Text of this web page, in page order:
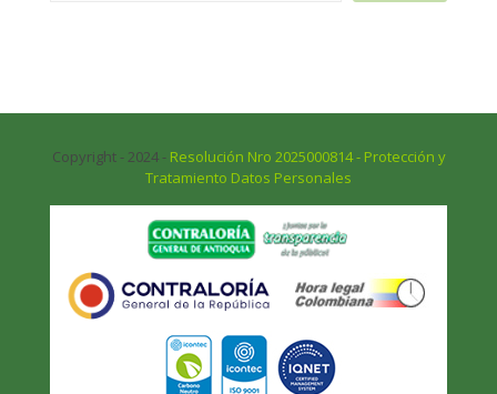
Copyright - 2024 - Resolución Nro 2025000814 - Protección y
Tratamiento Datos Personales